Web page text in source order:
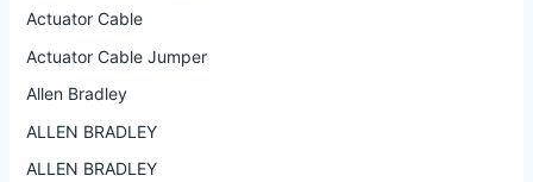
Actuator Cable
Actuator Cable Jumper
Allen Bradley
ALLEN BRADLEY
ALLEN BRADLEY